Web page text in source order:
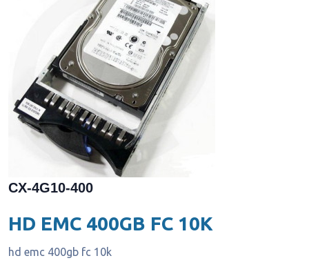
CX-4G10-400
HD EMC 400GB FC 10K
hd emc 400gb fc 10k